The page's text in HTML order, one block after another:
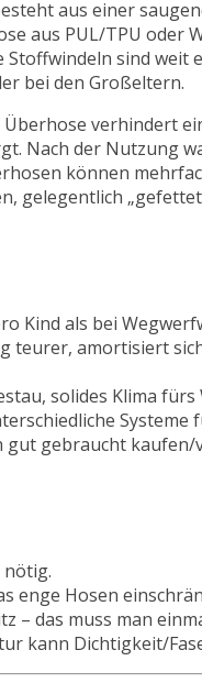
aus einer
aus PUL/TPU oder
sind
bei den Großeltern.
verhindert
Nach der Nutzung
können
gelegentlich
Kind als bei
teurer, amortisiert
solides Klima fürs
gut gebraucht kaufen/
nötig.
enge Hosen
– das muss man
kann Dichtigkeit/